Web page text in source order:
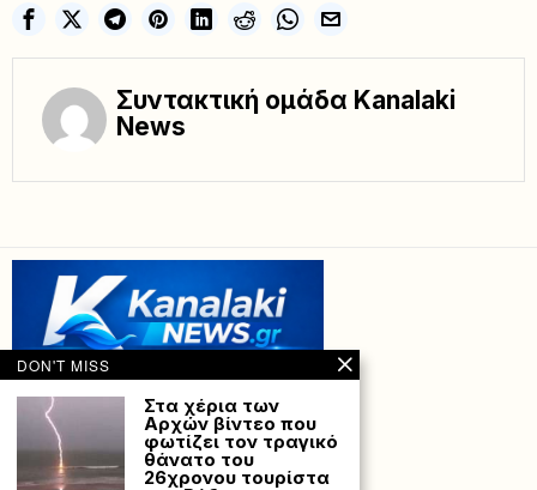
Συντακτική ομάδα Kanalaki
News
DON'T MISS
Στα χέρια των
Αρχών βίντεο που
φωτίζει τον τραγικό
θάνατο του
26χρονου τουρίστα